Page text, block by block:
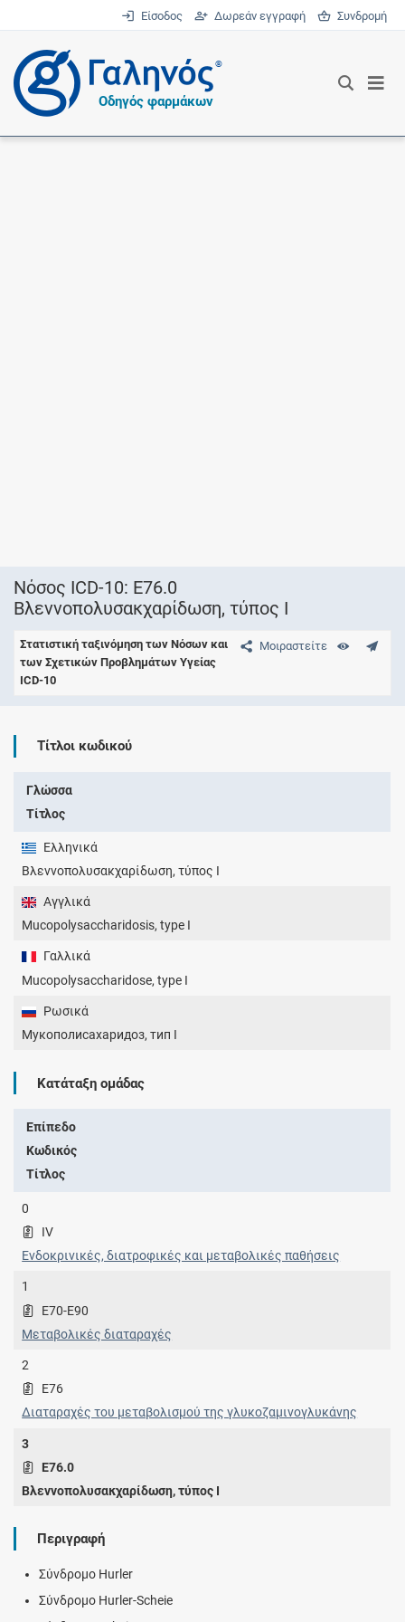
Είσοδος Δωρεάν εγγραφή Συνδρομή
®
Οδηγός φαρμάκων
Νόσος ICD-10: E76.0
Βλεννοπολυσακχαρίδωση, τύπος Ι
Μοιραστείτε
Στατιστική ταξινόμηση των Νόσων και
των Σχετικών Προβλημάτων Υγείας
ICD-10
Τίτλοι κωδικού
Γλώσσα
Τίτλος
Ελληνικά
Βλεννοπολυσακχαρίδωση, τύπος Ι
Αγγλικά
Mucopolysaccharidosis, type I
Γαλλικά
Mucopolysaccharidose, type I
Ρωσικά
Мукополисахаридоз, тип I
Κατάταξη ομάδας
Επίπεδο
Κωδικός
Τίτλος
0
IV
Ενδοκρινικές, διατροφικές και μεταβολικές παθήσεις
1
E70-E90
Μεταβολικές διαταραχές
2
E76
Διαταραχές του μεταβολισμού της γλυκοζαμινογλυκάνης
3
E76.0
Βλεννοπολυσακχαρίδωση, τύπος Ι
Περιγραφή
Σύνδρομο Hurler
Σύνδρομο Hurler-Scheie